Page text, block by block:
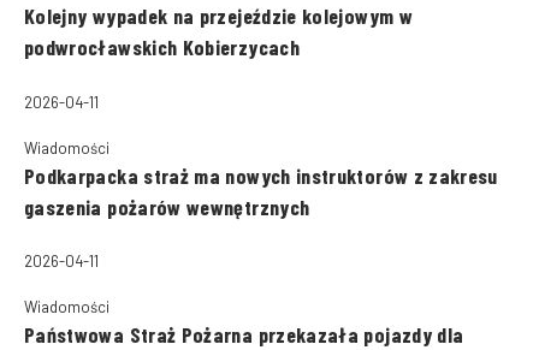
Kolejny wypadek na przejeździe kolejowym w
podwrocławskich Kobierzycach
2026-04-11
Wiadomości
Podkarpacka straż ma nowych instruktorów z zakresu
gaszenia pożarów wewnętrznych
2026-04-11
Wiadomości
Państwowa Straż Pożarna przekazała pojazdy dla